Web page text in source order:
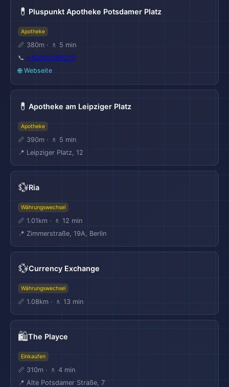
🏨
💊 Pluspunkt Apotheke Potsdamer Platz
Apotheke
📏 380m · 🚶 5 min
📞 +49302559220
🌐 Webseite
💊 Apotheke am Leipziger Platz
Apotheke
📏 390m · 🚶 5 min
📍 Leipziger Platz, 12
💱Ria
Währungswechsel
📏 1.01km · 🚶 12 min
📍 Zimmerstraße, 19A, Berlin
💱Currency Exchange
Währungswechsel
📏 1.08km · 🚶 13 min
🛍️The Playce
Einkaufen
📏 310m · 🚶 4 min
📍 Alte Potsdamer Straße, 7